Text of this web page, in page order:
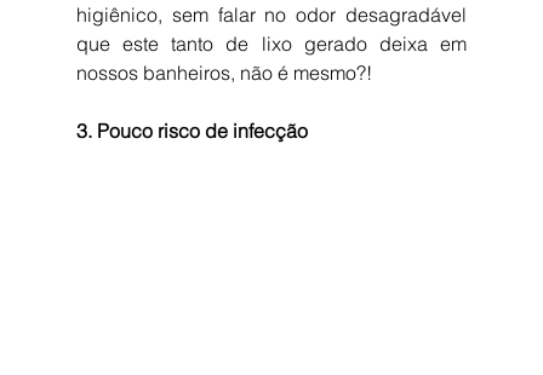
higiênico, sem falar no odor desagradável
que este tanto de lixo gerado deixa em
nossos banheiros, não é mesmo?!
3. Pouco risco de infecção